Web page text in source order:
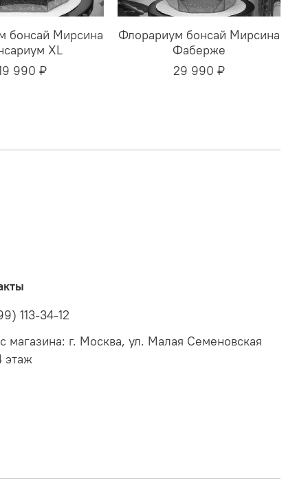
бонсай Мирсина
XL
990 ₽
Флорариум бонсай Мирсина
Фаберже
29 990 ₽
113-34-12
магазина: г. Москва, ул. Малая Семеновская
этаж